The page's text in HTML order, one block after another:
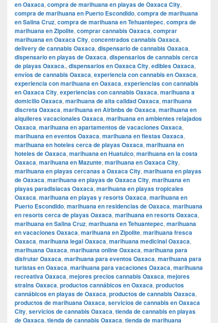
en Oaxaca, compra de marihuana en playas de Oaxaca City,
compra de marihuana en Puerto Escondido, compra de marihuana
en Salina Cruz, compra de marihuana en Tehuantepec, compra de
marihuana en Zipolite, comprar cannabis Oaxaca, comprar
marihuana en Oaxaca City, concentrados cannabis Oaxaca,
delivery de cannabis Oaxaca, dispensario de cannabis Oaxaca,
dispensario en playas de Oaxaca, dispensarios de cannabis cerca
de playas Oaxaca., dispensarios en Oaxaca City, edibles Oaxaca,
envíos de cannabis Oaxaca, experiencia con cannabis en Oaxaca,
experiencia con marihuana en Oaxaca, experiencias con cannabis
en Oaxaca City, experiencias con cannabis Oaxaca, marihuana a
domicilio Oaxaca, marihuana de alta calidad Oaxaca, marihuana
discreta Oaxaca, marihuana en Airbnbs de Oaxaca, marihuana en
alquileres vacacionales Oaxaca, marihuana en ambientes relajados
Oaxaca, marihuana en apartamentos de vacaciones Oaxaca,
marihuana en eventos Oaxaca, marihuana en fiestas Oaxaca,
marihuana en hoteles cerca de playas Oaxaca, marihuana en
hoteles de Oaxaca, marihuana en Huatulco, marihuana en la costa
Oaxaca, marihuana en Mazunte, marihuana en Oaxaca City,
marihuana en playas cercanas a Oaxaca City, marihuana en playas
de Oaxaca, marihuana en playas de Oaxaca City, marihuana en
playas paradisiacas Oaxaca, marihuana en playas tropicales
Oaxaca, marihuana en playas y resorts Oaxaca, marihuana en
Puerto Escondido, marihuana en residencias de Oaxaca, marihuana
en resorts cerca de playas Oaxaca, marihuana en resorts Oaxaca,
marihuana en Salina Cruz, marihuana en Tehuantepec, marihuana
en vacaciones Oaxaca, marihuana en Zipolite, marihuana fresca
Oaxaca, marihuana legal Oaxaca, marihuana medicinal Oaxaca,
marihuana Oaxaca, marihuana online Oaxaca, marihuana para
disfrutar Oaxaca, marihuana para eventos Oaxaca, marihuana para
turistas en Oaxaca, marihuana para vacaciones Oaxaca, marihuana
recreativa Oaxaca, mejores precios cannabis Oaxaca, mejores
strains Oaxaca, productos cannábicos en Oaxaca, productos
cannábicos en playas de Oaxaca, productos de cannabis Oaxaca,
productos de marihuana Oaxaca, servicios de cannabis en Oaxaca
City, servicios de cannabis Oaxaca, tienda de cannabis en playas
de Oaxaca, tienda de cannabis Oaxaca, tienda de marihuana